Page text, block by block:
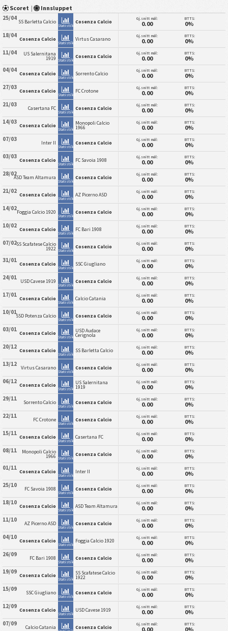
Scoret | Innsluppet
25/04 SS Barletta Calcio
Statistikk
Cosenza Calcio Gj.snitt mål:
0.00
BTTS:
0%
18/04 Cosenza Calcio
Statistikk
Virtus Casarano Gj.snitt mål:
0.00
BTTS:
0%
11/04 US Salernitana
1919 Statistikk
Cosenza Calcio Gj.snitt mål:
0.00
BTTS:
0%
04/04 Cosenza Calcio
Statistikk
Sorrento Calcio Gj.snitt mål:
0.00
BTTS:
0%
27/03 Cosenza Calcio
Statistikk
FC Crotone Gj.snitt mål:
0.00
BTTS:
0%
21/03 Casertana FC
Statistikk
Cosenza Calcio Gj.snitt mål:
0.00
BTTS:
0%
14/03 Cosenza Calcio
Statistikk
Monopoli Calcio
1966
Gj.snitt mål:
0.00
BTTS:
0%
07/03 Inter II
Statistikk
Cosenza Calcio Gj.snitt mål:
0.00
BTTS:
0%
03/03 Cosenza Calcio
Statistikk
FC Savoia 1908 Gj.snitt mål:
0.00
BTTS:
0%
28/02ASD Team Altamura
Statistikk
Cosenza Calcio Gj.snitt mål:
0.00
BTTS:
0%
21/02 Cosenza Calcio
Statistikk
AZ Picerno ASD Gj.snitt mål:
0.00
BTTS:
0%
14/02Foggia Calcio 1920
Statistikk
Cosenza Calcio Gj.snitt mål:
0.00
BTTS:
0%
10/02 Cosenza Calcio
Statistikk
FC Bari 1908 Gj.snitt mål:
0.00
BTTS:
0%
07/02SS Scafatese Calcio
1922 Statistikk
Cosenza Calcio Gj.snitt mål:
0.00
BTTS:
0%
31/01 Cosenza Calcio
Statistikk
SSC Giugliano Gj.snitt mål:
0.00
BTTS:
0%
24/01 USD Cavese 1919
Statistikk
Cosenza Calcio Gj.snitt mål:
0.00
BTTS:
0%
17/01 Cosenza Calcio
Statistikk
Calcio Catania Gj.snitt mål:
0.00
BTTS:
0%
10/01SSD Potenza Calcio
Statistikk
Cosenza Calcio Gj.snitt mål:
0.00
BTTS:
0%
03/01 Cosenza Calcio
Statistikk
USD Audace
Cerignola
Gj.snitt mål:
0.00
BTTS:
0%
20/12 Cosenza Calcio
Statistikk
SS Barletta Calcio Gj.snitt mål:
0.00
BTTS:
0%
13/12 Virtus Casarano
Statistikk
Cosenza Calcio Gj.snitt mål:
0.00
BTTS:
0%
06/12 Cosenza Calcio
Statistikk
US Salernitana
1919
Gj.snitt mål:
0.00
BTTS:
0%
29/11 Sorrento Calcio
Statistikk
Cosenza Calcio Gj.snitt mål:
0.00
BTTS:
0%
22/11 FC Crotone
Statistikk
Cosenza Calcio Gj.snitt mål:
0.00
BTTS:
0%
15/11 Cosenza Calcio
Statistikk
Casertana FC Gj.snitt mål:
0.00
BTTS:
0%
08/11 Monopoli Calcio
1966 Statistikk
Cosenza Calcio Gj.snitt mål:
0.00
BTTS:
0%
01/11 Cosenza Calcio
Statistikk
Inter II Gj.snitt mål:
0.00
BTTS:
0%
25/10 FC Savoia 1908
Statistikk
Cosenza Calcio Gj.snitt mål:
0.00
BTTS:
0%
18/10 Cosenza Calcio
Statistikk
ASD Team Altamura Gj.snitt mål:
0.00
BTTS:
0%
11/10 AZ Picerno ASD
Statistikk
Cosenza Calcio Gj.snitt mål:
0.00
BTTS:
0%
04/10 Cosenza Calcio
Statistikk
Foggia Calcio 1920 Gj.snitt mål:
0.00
BTTS:
0%
26/09 FC Bari 1908
Statistikk
Cosenza Calcio Gj.snitt mål:
0.00
BTTS:
0%
19/09 Cosenza Calcio
Statistikk
SS Scafatese Calcio
1922
Gj.snitt mål:
0.00
BTTS:
0%
15/09 SSC Giugliano
Statistikk
Cosenza Calcio Gj.snitt mål:
0.00
BTTS:
0%
12/09 Cosenza Calcio
Statistikk
USD Cavese 1919 Gj.snitt mål:
0.00
BTTS:
0%
07/09 Calcio Catania Cosenza Calcio Gj.snitt mål:
0.00
BTTS:
0%